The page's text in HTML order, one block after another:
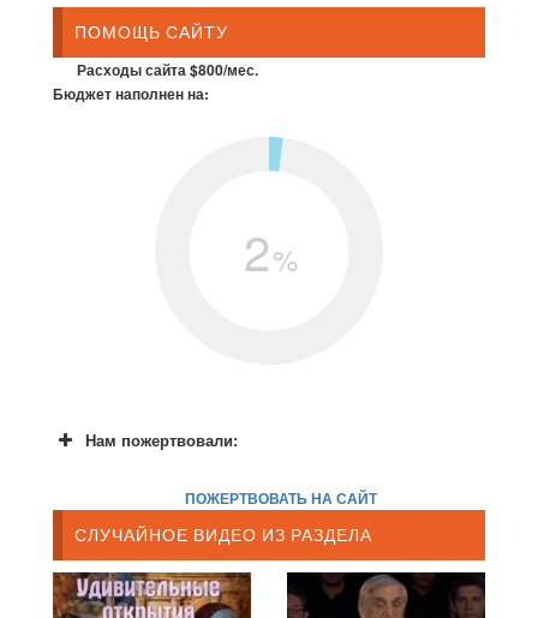
ПОМОЩЬ САЙТУ
Расходы сайта $800/мес.
Бюджет наполнен на:
2%
Нам пожертвовали:
ПОЖЕРТВОВАТЬ НА САЙТ
СЛУЧАЙНОЕ ВИДЕО ИЗ РАЗДЕЛА